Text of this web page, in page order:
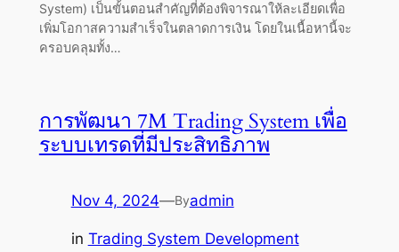
System) เป็นขั้นตอนสำคัญที่ต้องพิจารณาให้ละเอียดเพื่อ
เพิ่มโอกาสความสำเร็จในตลาดการเงิน โดยในเนื้อหานี้จะ
ครอบคลุมทั้ง…
การพัฒนา 7M Trading System เพื่อ
ระบบเทรดที่มีประสิทธิภาพ
Nov 4, 2024—Byadmin
in Trading System Development